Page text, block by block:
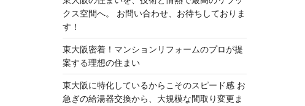
クス空間へ。 お問い合わせ、お待ちしておりま
す！
東大阪密着！マンションリフォームのプロが提
案する理想の住まい
東大阪に特化しているからこそのスピード感 お
急ぎの給湯器交換から、大規模な間取り変更ま